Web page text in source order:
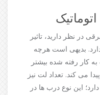
در نظر دارید، تاثیر
بدیهی است هرچه
کار رفته شده بیشتر
می کند. تعداد لت نیز
این نوع درب ها در